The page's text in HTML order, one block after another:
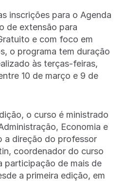
inscrições para o Agenda
de extensão para
e com foco em
o programa tem duração
às terças-feiras,
10 de março e 9 de
o curso é ministrado
Economia e
a direção do professor
coordenador do curso
participação de mais de
a primeira edição, em